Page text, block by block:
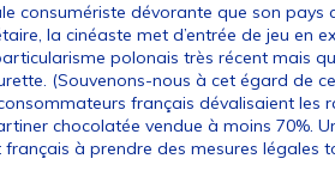
consumériste dévorante que son pays
la cinéaste met d’entrée de jeu en
polonais très récent mais
(Souvenons-nous à cet égard de
français dévalisaient les
chocolatée vendue à moins 70%.
à prendre des mesures légales